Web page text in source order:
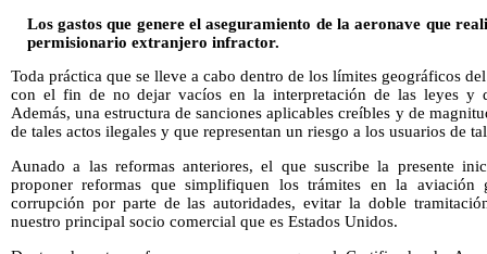
Los gastos que genere el aseguramiento de la aeronave que
permisionario extranjero infractor.
Toda práctica que se lleve a cabo dentro de los límites geográficos
con el fin de no dejar vacíos en la interpretación de las leyes y
Además, una estructura de sanciones aplicables creíbles y de
de tales actos ilegales y que representan un riesgo a los usuarios de
Aunado a las reformas anteriores, el que suscribe la presente
proponer reformas que simplifiquen los trámites en la
corrupción por parte de las autoridades, evitar la doble
nuestro principal socio comercial que es Estados Unidos.